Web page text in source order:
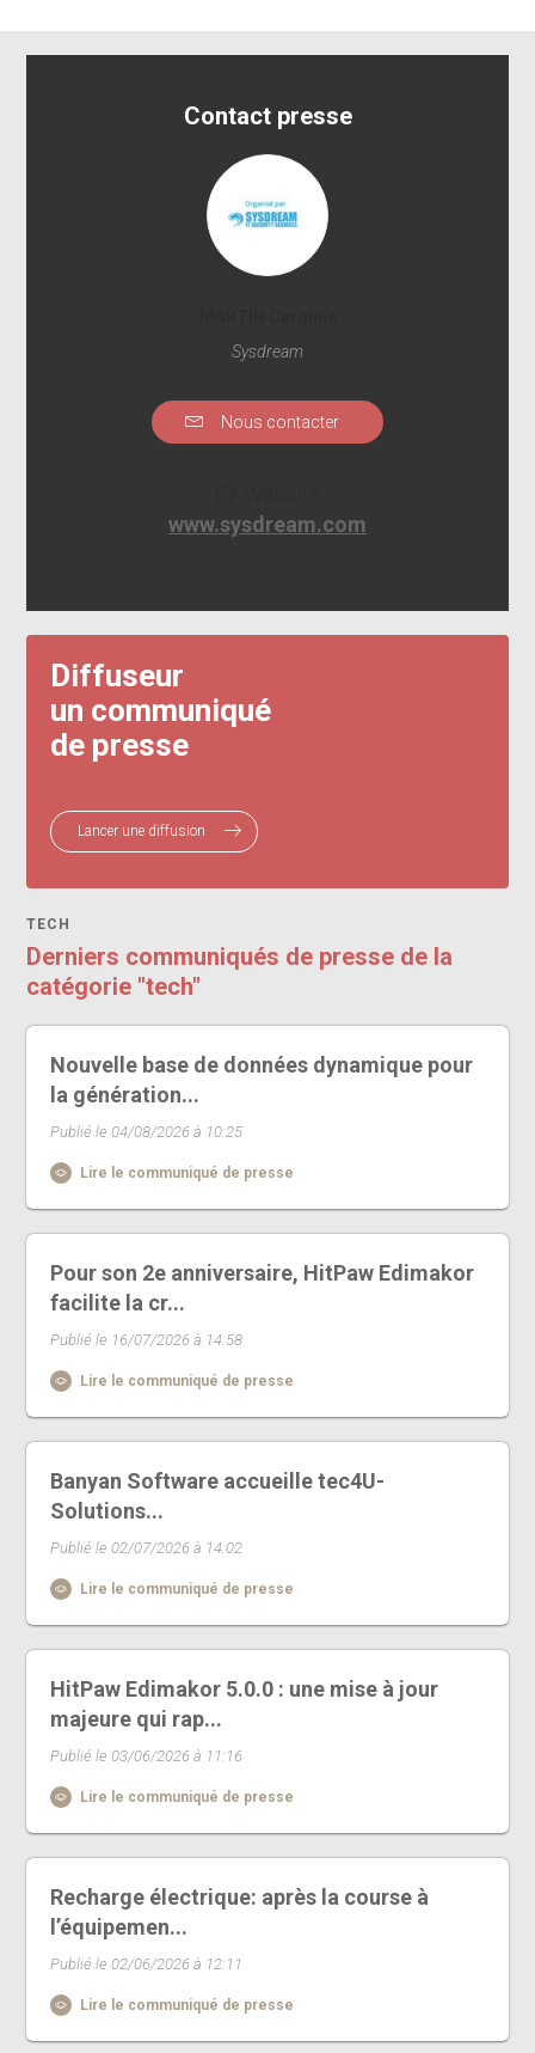
Contact presse
Sysdream
Nous contacter
www.sysdream.com
Diffuseur
un communiqué
de presse
Lancer une diffusion
TECH
Derniers communiqués de presse de la
catégorie "tech"
Nouvelle base de données dynamique pour
la génération...
Publié le 04/08/2026 à 10:25
Lire le communiqué de presse
Pour son 2e anniversaire, HitPaw Edimakor
facilite la cr...
Publié le 16/07/2026 à 14:58
Lire le communiqué de presse
Banyan Software accueille tec4U-
Solutions...
Publié le 02/07/2026 à 14:02
Lire le communiqué de presse
HitPaw Edimakor 5.0.0 : une mise à jour
majeure qui rap...
Publié le 03/06/2026 à 11:16
Lire le communiqué de presse
Recharge électrique: après la course à
l’équipemen...
Publié le 02/06/2026 à 12:11
Lire le communiqué de presse